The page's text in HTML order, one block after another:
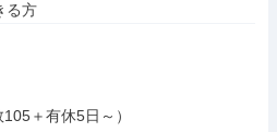
る方
＋有休5日～）